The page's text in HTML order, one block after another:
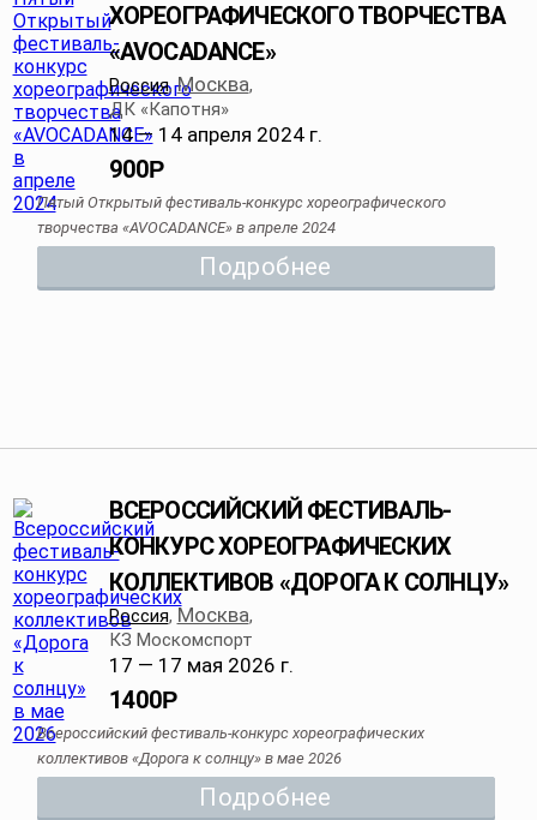
ХОРЕОГРАФИЧЕСКОГО ТВОРЧЕСТВА
«AVOСADANCE»
Россия,Москва,
ДК «Капотня»
14 — 14 апреля 2024 г.
900Р
Пятый Открытый фестиваль-конкурс хореографического
творчества «AVOСADANCE» в апреле 2024
Подробнее
ВСЕРОССИЙСКИЙ ФЕСТИВАЛЬ-
КОНКУРС ХОРЕОГРАФИЧЕСКИХ
КОЛЛЕКТИВОВ «ДОРОГА К СОЛНЦУ»
Россия, Москва,
КЗ Москомспорт
17 — 17 мая 2026 г.
1400Р
Всероссийский фестиваль-конкурс хореографических
коллективов «Дорога к солнцу» в мае 2026
Подробнее